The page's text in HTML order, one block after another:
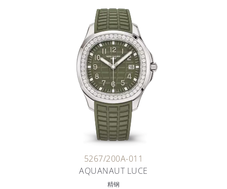
5267/200A-011
AQUANAUT LUCE
精钢